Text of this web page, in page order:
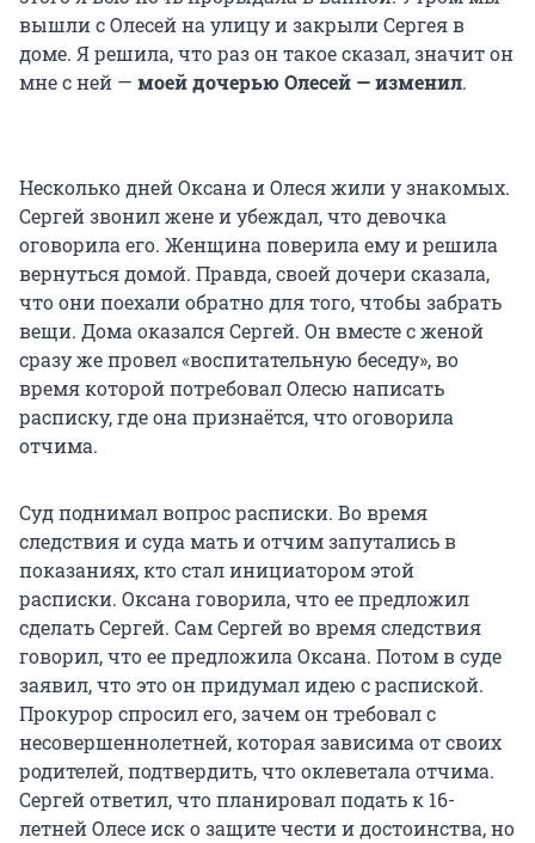
вышли с Олесей на улицу и закрыли Сергея в
доме. Я решила, что раз он такое сказал, значит он
мне с ней — моей дочерью Олесей — изменил.
Несколько дней Оксана и Олеся жили у знакомых.
Сергей звонил жене и убеждал, что девочка
оговорила его. Женщина поверила ему и решила
вернуться домой. Правда, своей дочери сказала,
что они поехали обратно для того, чтобы забрать
вещи. Дома оказался Сергей. Он вместе с женой
сразу же провел «воспитательную беседу», во
время которой потребовал Олесю написать
расписку, где она признаётся, что оговорила
отчима.
Суд поднимал вопрос расписки. Во время
следствия и суда мать и отчим запутались в
показаниях, кто стал инициатором этой
расписки. Оксана говорила, что ее предложил
сделать Сергей. Сам Сергей во время следствия
говорил, что ее предложила Оксана. Потом в суде
заявил, что это он придумал идею с распиской.
Прокурор спросил его, зачем он требовал с
несовершеннолетней, которая зависима от своих
родителей, подтвердить, что оклеветала отчима.
Сергей ответил, что планировал подать к 16-
летней Олесе иск о защите чести и достоинства, но